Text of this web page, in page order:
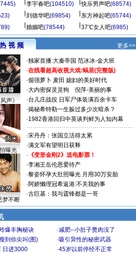
李宇春吧(104510) 快乐男声吧(68574)
刘德华吧(69854) 东方神起吧(65744)
婚姻吧(78544) 37℃女人吧(6985)
视 频 更多>>
声》
曝光
梦不断
·独家首播:大秦帝国 范冰冰-金大班
·在线看超高收视大戏:蜗居(完整版)
·倔强萝卜 麦田 媳妇的美好时代
·大内密探灵灵狗
倪萍-美丽的事
·台儿庄战役 日军尸体装满百余卡车
·揭秘希特勒一生躲过多少次暗杀？
·1982香港回归中英谈判鲜为人知内幕
·宋丹丹：张国立活得太累
·满文军有望明日获释
· 《变形金刚2》送电影票！
·李湘王岳伦恩爱待产
·黎姿怀孕大肚照曝光 月用30万安胎
·阿娇懒理冠希返港:不关我的事
·古巨基：我与霆锋都是一哥
爆丰胸秘诀 ·减肥--小肚子赘肉没了
到你尖叫(图) ·吸引异性的秘密武器
日进3000 ·45岁以前停经不正常